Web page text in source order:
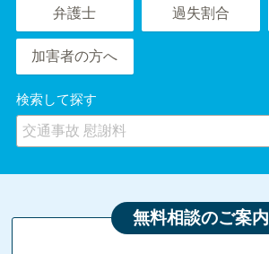
弁護士 過失割合
加害者の方へ
検索して探す
無料相談のご案内